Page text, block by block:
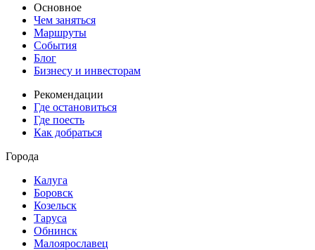
Основное
Чем заняться
Маршруты
События
Блог
Бизнесу и инвесторам
Рекомендации
Где остановиться
Где поесть
Как добраться
Города
Калуга
Боровск
Козельск
Таруса
Обнинск
Малоярославец